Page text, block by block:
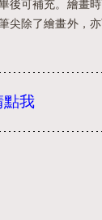
後可補充。繪畫
尖除了繪畫外，
點我